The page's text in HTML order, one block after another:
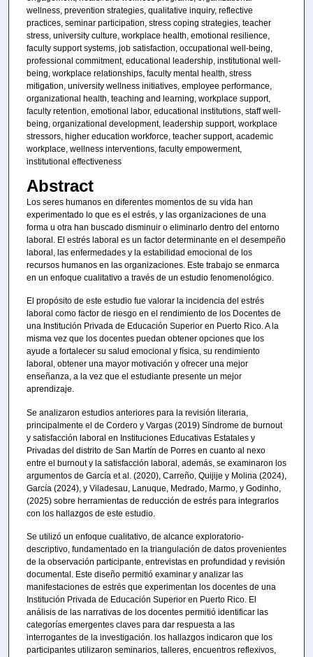
wellness, prevention strategies, qualitative inquiry, reflective
practices, seminar participation, stress coping strategies, teacher
stress, university culture, workplace health, emotional resilience,
faculty support systems, job satisfaction, occupational well-being,
professional commitment, educational leadership, institutional well-
being, workplace relationships, faculty mental health, stress
mitigation, university wellness initiatives, employee performance,
organizational health, teaching and learning, workplace support,
faculty retention, emotional labor, educational institutions, staff well-
being, organizational development, leadership support, workplace
stressors, higher education workforce, teacher support, academic
workplace, wellness interventions, faculty empowerment,
institutional effectiveness
Abstract
Los seres humanos en diferentes momentos de su vida han
experimentado lo que es el estrés, y las organizaciones de una
forma u otra han buscado disminuir o eliminarlo dentro del entorno
laboral. El estrés laboral es un factor determinante en el desempeño
laboral, las enfermedades y la estabilidad emocional de los
recursos humanos en las organizaciones. Este trabajo se enmarca
en un enfoque cualitativo a través de un estudio fenomenológico.
El propósito de este estudio fue valorar la incidencia del estrés
laboral como factor de riesgo en el rendimiento de los Docentes de
una Institución Privada de Educación Superior en Puerto Rico. A la
misma vez que los docentes puedan obtener opciones que los
ayude a fortalecer su salud emocional y física, su rendimiento
laboral, obtener una mayor motivación y ofrecer una mejor
enseñanza, a la vez que el estudiante presente un mejor
aprendizaje.
Se analizaron estudios anteriores para la revisión literaria,
principalmente el de Cordero y Vargas (2019) Síndrome de burnout
y satisfacción laboral en Instituciones Educativas Estatales y
Privadas del distrito de San Martín de Porres en cuanto al nexo
entre el burnout y la satisfacción laboral, además, se examinaron los
argumentos de García et al. (2020), Carreño, Quijije y Molina (2024),
García (2024), y Viladesau, Lanuque, Medrado, Marmo, y Godinho,
(2025) sobre herramientas de reducción de estrés para integrarlos
con los hallazgos de este estudio.
Se utilizó un enfoque cualitativo, de alcance exploratorio-
descriptivo, fundamentado en la triangulación de datos provenientes
de la observación participante, entrevistas en profundidad y revisión
documental. Este diseño permitió examinar y analizar las
manifestaciones de estrés que experimentan los docentes de una
Institución Privada de Educación Superior en Puerto Rico. El
análisis de las narrativas de los docentes permitió identificar las
categorías emergentes claves para dar respuesta a las
interrogantes de la investigación. los hallazgos indicaron que los
participantes utilizaron seminarios, talleres, encuentros reflexivos,